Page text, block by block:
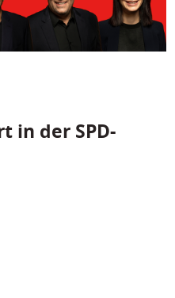
in der SPD-